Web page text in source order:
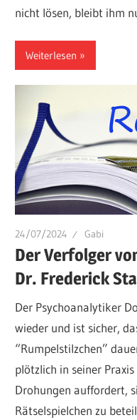
nicht lösen, bleibt ihm
Weiterlesen
24/07/2024 Gabi
Der Verfolger
Dr. Frederick
Der Psychoanalytiker
wieder und ist sicher,
“Rumpelstilzchen”
plötzlich in seiner
Drohungen auffordert,
Rätselspielchen zu